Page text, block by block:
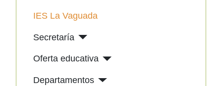
IES La Vaguada
Secretaría
Oferta educativa
Departamentos